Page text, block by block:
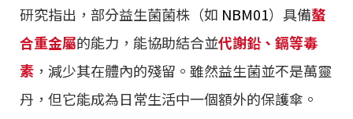
研究指出，部分益生菌菌株（如 NBM01）具備螯
合重金屬的能力，能協助結合並代謝鉛、鎘等毒
素 ，減少其在體內的殘留。雖然益生菌並不是萬靈
丹，但它能成為日常生活中一個額外的保護傘。